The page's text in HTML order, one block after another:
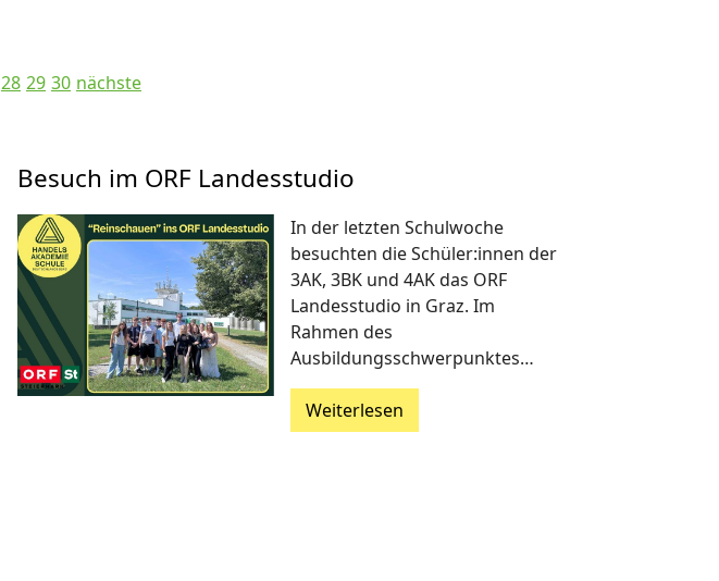
28 29 30 nächste
Besuch im ORF Landesstudio
In der letzten Schulwoche
besuchten die Schüler:innen der
3AK, 3BK und 4AK das ORF
Landesstudio in Graz. Im
Rahmen des
Ausbildungsschwerpunktes…
Weiterlesen